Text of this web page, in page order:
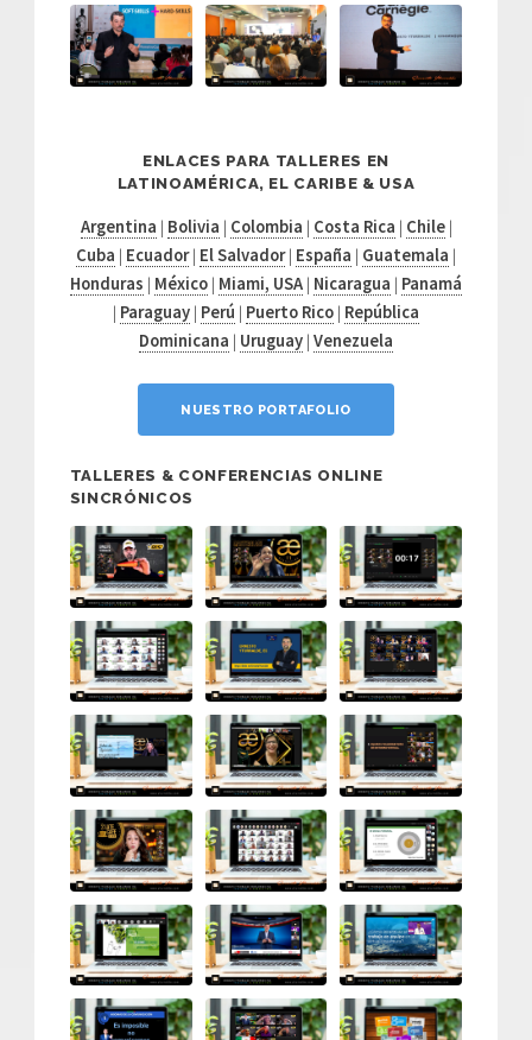
ENLACES PARA TALLERES EN
LATINOAMÉRICA, EL CARIBE & USA
Argentina | Bolivia | Colombia | Costa Rica | Chile|
Cuba | Ecuador| El Salvador| España | Guatemala |
Honduras | México | Miami, USA | Nicaragua | Panamá
| Paraguay | Perú | Puerto Rico | República
Dominicana | Uruguay | Venezuela
NUESTRO PORTAFOLIO
TALLERES & CONFERENCIAS ONLINE
SINCRÓNICOS